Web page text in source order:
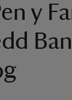
y